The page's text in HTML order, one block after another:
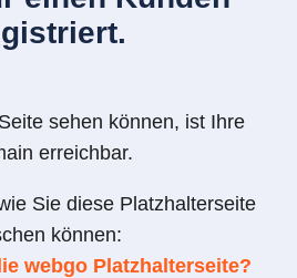
sehen können, ist Ihre
erreichbar.
Sie diese Platzhalterseite
können:
webgo Platzhalterseite?